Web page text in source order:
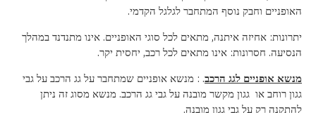
האופניים וחבק נוסף המתחבר לגלגל הקדמי.
יתרונות: אחיזה איתנה, מתאים לכל סוגי האופניים. אינו מתנדנד במהלך
הנסיעה. חסרונות: אינו מתאים לכל רכב, יחסית יקר.
מנשא אופניים לגג הרכב. : מנשא אופניים שמתחבר על גג הרכב על גבי
גגון רוחב או גגון מקשר מובנה על גבי גג הרכב. מנשא מסוג זה ניתן
להתקנה רק על גבי גגון מובנה.